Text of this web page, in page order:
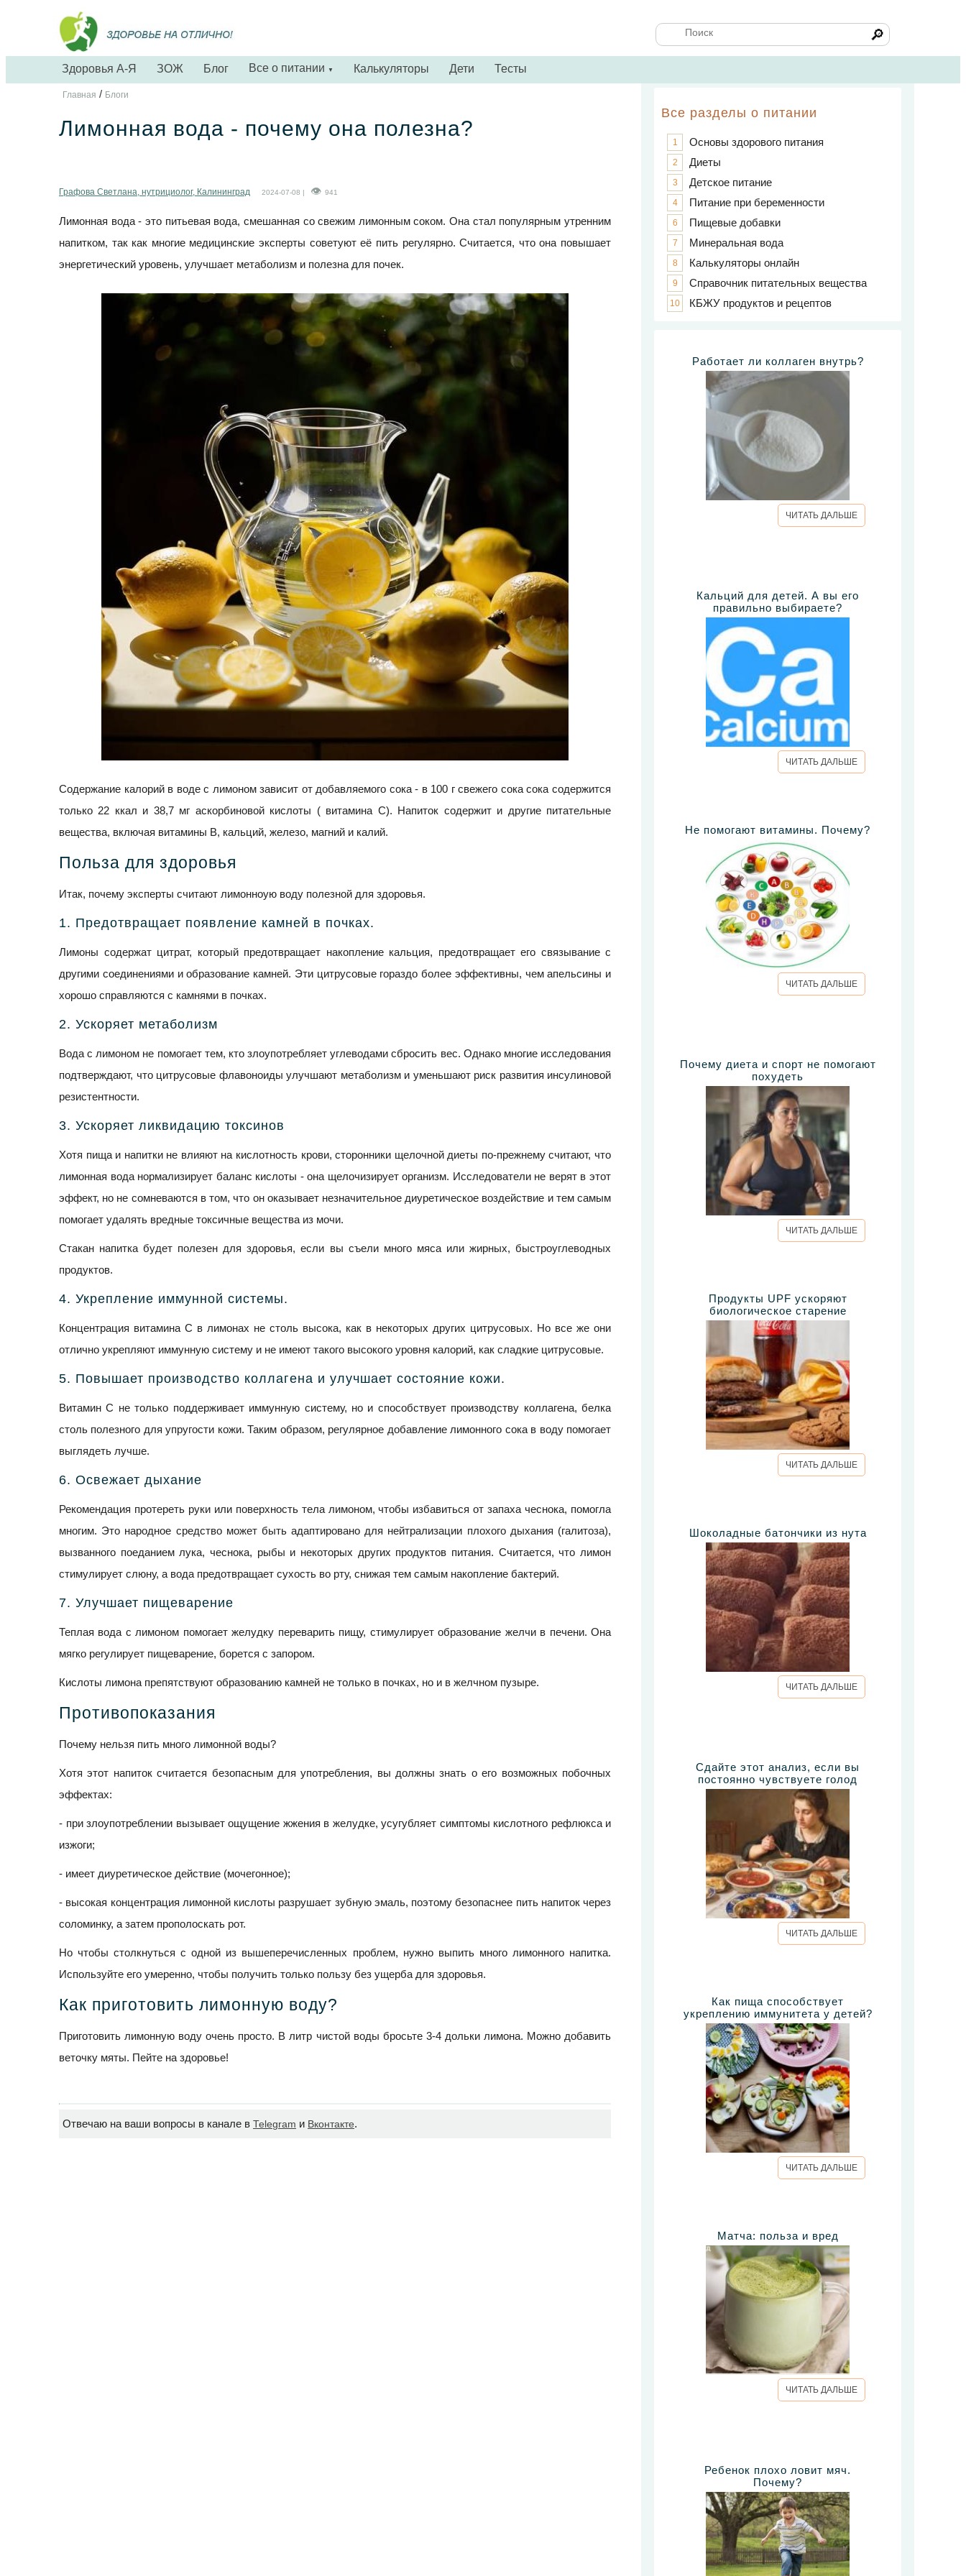
🔎
Здоровья А-Я ЗОЖ Блог Все о питании ▼ Калькуляторы Дети Тесты
Главная / Блоги
Лимонная вода - почему она полезна?
Графова Светлана, нутрициолог, Калининград 2024-07-08 | 941
Лимонная вода - это питьевая вода, смешанная со свежим лимонным соком. Она стал популярным утренним
напитком, так как многие медицинские эксперты советуют её пить регулярно. Считается, что она повышает
энергетический уровень, улучшает метаболизм и полезна для почек.
Содержание калорий в воде с лимоном зависит от добавляемого сока - в 100 г свежего сока сока содержится
только 22 ккал и 38,7 мг аскорбиновой кислоты ( витамина С). Напиток содержит и другие питательные
вещества, включая витамины В, кальций, железо, магний и калий.
Польза для здоровья
Итак, почему эксперты считают лимонноую воду полезной для здоровья.
1. Предотвращает появление камней в почках.
Лимоны содержат цитрат, который предотвращает накопление кальция, предотвращает его связывание с
другими соединениями и образование камней. Эти цитрусовые гораздо более эффективны, чем апельсины и
хорошо справляются с камнями в почках.
2. Ускоряет метаболизм
Вода с лимоном не помогает тем, кто злоупотребляет углеводами сбросить вес. Однако многие исследования
подтверждают, что цитрусовые флавоноиды улучшают метаболизм и уменьшают риск развития инсулиновой
резистентности.
3. Ускоряет ликвидацию токсинов
Хотя пища и напитки не влияют на кислотность крови, сторонники щелочной диеты по-прежнему считают, что
лимонная вода нормализирует баланс кислоты - она щелочизирует организм. Исследователи не верят в этот
эффект, но не сомневаются в том, что он оказывает незначительное диуретическое воздействие и тем самым
помогает удалять вредные токсичные вещества из мочи.
Стакан напитка будет полезен для здоровья, если вы съели много мяса или жирных, быстроуглеводных
продуктов.
4. Укрепление иммунной системы.
Концентрация витамина С в лимонах не столь высока, как в некоторых других цитрусовых. Но все же они
отлично укрепляют иммунную систему и не имеют такого высокого уровня калорий, как сладкие цитрусовые.
5. Повышает производство коллагена и улучшает состояние кожи.
Витамин С не только поддерживает иммунную систему, но и способствует производству коллагена, белка
столь полезного для упругости кожи. Таким образом, регулярное добавление лимонного сока в воду помогает
выглядеть лучше.
6. Освежает дыхание
Рекомендация протереть руки или поверхность тела лимоном, чтобы избавиться от запаха чеснока, помогла
многим. Это народное средство может быть адаптировано для нейтрализации плохого дыхания (галитоза),
вызванного поеданием лука, чеснока, рыбы и некоторых других продуктов питания. Считается, что лимон
стимулирует слюну, а вода предотвращает сухость во рту, снижая тем самым накопление бактерий.
7. Улучшает пищеварение
Теплая вода с лимоном помогает желудку переварить пищу, стимулирует образование желчи в печени. Она
мягко регулирует пищеварение, борется с запором.
Кислоты лимона препятствуют образованию камней не только в почках, но и в желчном пузыре.
Противопоказания
Почему нельзя пить много лимонной воды?
Хотя этот напиток считается безопасным для употребления, вы должны знать о его возможных побочных
эффектах:
- при злоупотреблении вызывает ощущение жжения в желудке, усугубляет симптомы кислотного рефлюкса и
изжоги;
- имеет диуретическое действие (мочегонное);
- высокая концентрация лимонной кислоты разрушает зубную эмаль, поэтому безопаснее пить напиток через
соломинку, а затем прополоскать рот.
Но чтобы столкнуться с одной из вышеперечисленных проблем, нужно выпить много лимонного напитка.
Используйте его умеренно, чтобы получить только пользу без ущерба для здоровья.
Как приготовить лимонную воду?
Приготовить лимонную воду очень просто. В литр чистой воды бросьте 3-4 дольки лимона. Можно добавить
веточку мяты. Пейте на здоровье!
Отвечаю на ваши вопросы в канале в Telegram и Вконтакте.
Все разделы о питании
1 Основы здорового питания
2 Диеты
3 Детское питание
4 Питание при беременности
6 Пищевые добавки
7 Минеральная вода
8 Калькуляторы онлайн
9 Справочник питательных вещества
10 КБЖУ продуктов и рецептов
Работает ли коллаген внутрь?
ЧИТАТЬ ДАЛЬШЕ
Кальций для детей. А вы его
правильно выбираете?
ЧИТАТЬ ДАЛЬШЕ
Не помогают витамины. Почему?
ЧИТАТЬ ДАЛЬШЕ
Почему диета и спорт не помогают
похудеть
ЧИТАТЬ ДАЛЬШЕ
Продукты UPF ускоряют
биологическое старение
ЧИТАТЬ ДАЛЬШЕ
Шоколадные батончики из нута
ЧИТАТЬ ДАЛЬШЕ
Сдайте этот анализ, если вы
постоянно чувствуете голод
ЧИТАТЬ ДАЛЬШЕ
Как пища способствует
укреплению иммунитета у детей?
ЧИТАТЬ ДАЛЬШЕ
Матча: польза и вред
ЧИТАТЬ ДАЛЬШЕ
Ребенок плохо ловит мяч.
Почему?